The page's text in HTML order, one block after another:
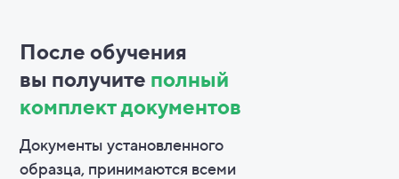
После обучения
вы получите полный
комплект документов
Документы установленного
образца, принимаются всеми